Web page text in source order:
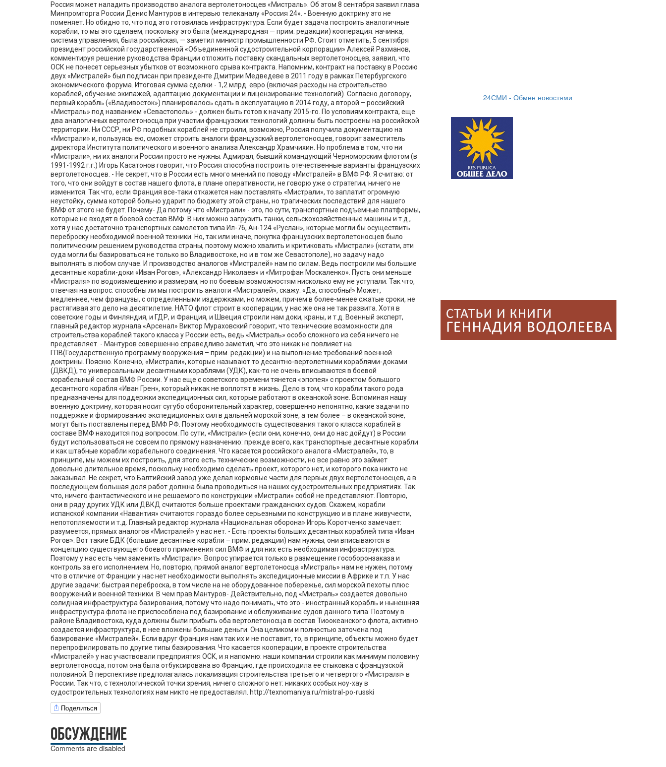
Россия может наладить производство аналога вертолетоносцев «Мистраль». Об этом 8 сентября заявил глава
Минпромторга России Денис Мантуров в интервью телеканалу «Россия 24». - Военную доктрину это не
поменяет. Но обидно то, что под это готовилась инфраструктура. Если будет задача построить аналогичные
корабли, то мы это сделаем, поскольку это была (международная — прим. редакции) кооперация: начинка,
система управления, была российская, — заметил министр промышленности РФ. Стоит отметить, 5 сентября
президент российской государственной «Объединенной судостроительной корпорации» Алексей Рахманов,
комментируя решение руководства Франции отложить поставку скандальных вертолетоносцев, заявил, что
ОСК не понесет серьезных убытков от возможного срыва контракта. Напомним, контракт на поставку в Россию
двух «Мистралей» был подписан при президенте Дмитрии Медведеве в 2011 году в рамках Петербургского
экономического форума. Итоговая сумма сделки - 1,2 млрд. евро (включая расходы на строительство
кораблей, обучение экипажей, адаптацию документации и лицензирование технологий). Согласно договору,
первый корабль («Владивосток») планировалось сдать в эксплуатацию в 2014 году, а второй – российский
«Мистраль» под названием «Севастополь» - должен быть готов к началу 2015-го. По условиям контракта, еще
два аналогичных вертолетоносца при участии французских технологий должны быть построены на российской
территории. Ни СССР, ни РФ подобных кораблей не строили, возможно, Россия получила документацию на
«Мистрали» и, пользуясь ею, сможет строить аналоги французский вертолетоносцев, говорит заместитель
директора Института политического и военного анализа Александр Храмчихин. Но проблема в том, что ни
«Мистрали», ни их аналоги России просто не нужны. Адмирал, бывший командующий Черноморским флотом (в
1991-1992 г.г.) Игорь Касатонов говорит, что Россия способна построить отечественные варианты французских
вертолетоносцев. - Не секрет, что в России есть много мнений по поводу «Мистралей» в ВМФ РФ. Я считаю: от
того, что они войдут в состав нашего флота, в плане оперативности, не говорю уже о стратегии, ничего не
изменится. Так что, если Франция все-таки откажется нам поставлять «Мистрали», то заплатит огромную
неустойку, сумма которой больно ударит по бюджету этой страны, но трагических последствий для нашего
ВМФ от этого не будет. Почему- Да потому что «Мистрали» - это, по сути, транспортные подъемные платформы,
которые не входят в боевой состав ВМФ. В них можно загрузить танки, сельскохозяйственные машины и т.д.,
хотя у нас достаточно транспортных самолетов типа Ил-76, Ан-124 «Руслан», которые могли бы осуществить
переброску необходимой военной техники. Но, так или иначе, покупка французских вертолетоносцев было
политическим решением руководства страны, поэтому можно хвалить и критиковать «Мистрали» (кстати, эти
суда могли бы базироваться не только во Владивостоке, но и в том же Севастополе), но задачу надо
выполнять в любом случае. И производство аналогов «Мистралей» нам по силам. Ведь построили мы большие
десантные корабли-доки «Иван Рогов», «Александр Николаев» и «Митрофан Москаленко». Пусть они меньше
«Мистраля» по водоизмещению и размерам, но по боевым возможностям нисколько ему не уступали. Так что,
отвечая на вопрос: способны ли мы построить аналоги «Мистралей», скажу: «Да, способны!» Может,
медленнее, чем французы, с определенными издержками, но можем, причем в более-менее сжатые сроки, не
растягивая это дело на десятилетие. НАТО флот строит в кооперации, у нас же она не так развита. Хотя в
советские годы и Финляндия, и ГДР, и Франция, и Швеция строили нам доки, краны, и т.д. Военный эксперт,
главный редактор журнала «Арсенал» Виктор Мураховский говорит, что технические возможности для
строительства кораблей такого класса у России есть, ведь «Мистраль» особо сложного из себя ничего не
представляет. - Мантуров совершенно справедливо заметил, что это никак не повлияет на
ГПВ(Государственную программу вооружения – прим. редакции) и на выполнение требований военной
доктрины. Поясню. Конечно, «Мистрали», которые называют то десантно-вертолетными кораблями-доками
(ДВКД), то универсальными десантными кораблями (УДК), как-то не очень вписываются в боевой
корабельный состав ВМФ России. У нас еще с советского времени тянется «эпопея» с проектом большого
десантного корабля «Иван Грен», который никак не воплотят в жизнь. Дело в том, что корабли такого рода
предназначены для поддержки экспедиционных сил, которые работают в океанской зоне. Вспоминая нашу
военную доктрину, которая носит сугубо оборонительный характер, совершенно непонятно, какие задачи по
поддержке и формированию экспедиционных сил в дальней морской зоне, а тем более – в океанской зоне,
могут быть поставлены перед ВМФ РФ. Поэтому необходимость существования такого класса кораблей в
составе ВМФ находится под вопросом. По сути, «Мистрали» (если они, конечно, они до нас дойдут) в России
будут использоваться не совсем по прямому назначению: прежде всего, как транспортные десантные корабли
и как штабные корабли корабельного соединения. Что касается российского аналога «Мистралей», то, в
принципе, мы можем их построить, для этого есть технические возможности, но все равно это займет
довольно длительное время, поскольку необходимо сделать проект, которого нет, и которого пока никто не
заказывал. Не секрет, что Балтийский завод уже делал кормовые части для первых двух вертолетоносцев, а в
последующем большая доля работ должна была проводиться на наших судостроительных предприятиях. Так
что, ничего фантастического и не решаемого по конструкции «Мистрали» собой не представляют. Повторю,
они в ряду других УДК или ДВКД считаются больше проектами гражданских судов. Скажем, корабли
испанской компании «Навантия» считаются гораздо более серьезными по конструкцию и в плане живучести,
непотопляемости и т.д. Главный редактор журнала «Национальная оборона» Игорь Коротченко замечает:
разумеется, прямых аналогов «Мистралей» у нас нет. - Есть проекты больших десантных кораблей типа «Иван
Рогов». Вот такие БДК (большие десантные корабли – прим. редакции) нам нужны, они вписываются в
концепцию существующего боевого применения сил ВМФ и для них есть необходимая инфраструктура.
Поэтому у нас есть чем заменить «Мистрали». Вопрос упирается только в размещение гособоронзаказа и
контроль за его исполнением. Но, повторю, прямой аналог вертолетоносца «Мистраль» нам не нужен, потому
что в отличие от Франции у нас нет необходимости выполнять экспедиционные миссии в Африке и т.п. У нас
другие задачи: быстрая переброска, в том числе на не оборудованное побережье, сил морской пехоты плюс
вооружений и военной техники. В чем прав Мантуров- Действительно, под «Мистраль» создается довольно
солидная инфраструктура базирования, потому что надо понимать, что это - иностранный корабль и нынешняя
инфраструктура флота не приспособлена под базирование и обслуживание судов данного типа. Поэтому в
районе Владивостока, куда должны были прибыть оба вертолетоносца в состав Тиоокеанского флота, активно
создается инфраструктура, в нее вложены большие деньги. Она целиком и полностью заточена под
базирование «Мистралей». Если вдруг Франция нам так их и не поставит, то, в принципе, объекты можно будет
перепрофилировать по другие типы базирования. Что касается кооперации, в проекте строительства
«Мистралей» у нас участвовали предприятия ОСК, и я напомню: наши компании строили как минимум половину
вертолетоносца, потом она была отбуксирована во Францию, где происходила ее стыковка с французской
половиной. В перспективе предполагалась локализация строительства третьего и четвертого «Мистраля» в
России. Так что, с технологической точки зрения, ничего сложного нет: никаких особых ноу-хау в
судостроительных технологиях нам никто не предоставлял. http://texnomaniya.ru/mistral-po-russki
Поделиться
ОБСУЖДЕНИЕ
Comments are disabled
24СМИ - Обмен новостями